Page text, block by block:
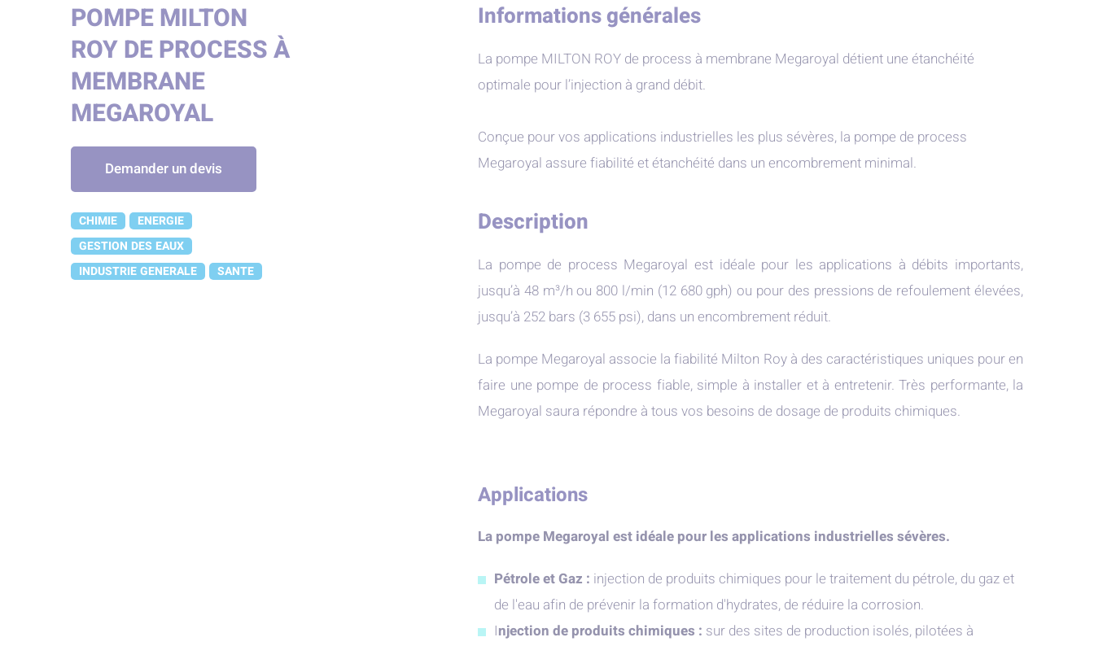
POMPE MILTON
ROY DE PROCESS À
MEMBRANE
MEGAROYAL
Demander un devis
CHIMIE
ENERGIE
GESTION DES EAUX
INDUSTRIE GENERALE
SANTE
Informations générales
La pompe MILTON ROY de process à membrane Megaroyal détient une étanchéité
optimale pour l’injection à grand débit.
Conçue pour vos applications industrielles les plus sévères, la pompe de process
Megaroyal assure fiabilité et étanchéité dans un encombrement minimal.
Description
La pompe de process Megaroyal est idéale pour les applications à débits importants,
jusqu’à 48 m³/h ou 800 l/min (12 680 gph) ou pour des pressions de refoulement élevées,
jusqu’à 252 bars (3 655 psi), dans un encombrement réduit.
La pompe Megaroyal associe la fiabilité Milton Roy à des caractéristiques uniques pour en
faire une pompe de process fiable, simple à installer et à entretenir. Très performante, la
Megaroyal saura répondre à tous vos besoins de dosage de produits chimiques.
Applications
La pompe Megaroyal est idéale pour les applications industrielles sévères.
Pétrole et Gaz : injection de produits chimiques pour le traitement du pétrole, du gaz et
de l'eau afin de prévenir la formation d'hydrates, de réduire la corrosion.
Injection de produits chimiques : sur des sites de production isolés, pilotées à